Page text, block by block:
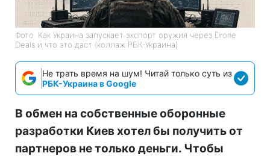
Фото: Как Украина запускает экспорт оружия через Drone
Deals и что это даст (коллаж РБК-Украина)
Не трать время на шум! Читай только суть из
РБК-Украина в Google
В обмен на собственные оборонные
разработки Киев хотел бы получить от
партнеров не только деньги. Чтобы